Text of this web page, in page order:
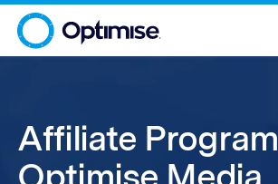
Affiliate Program |
Optimise Media